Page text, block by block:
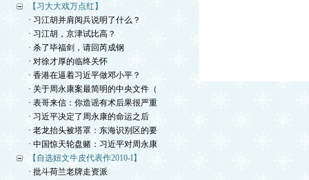
【习大大戏万点红】
· 习江胡并肩阅兵说明了什么？
· 习江胡，京津试比高？
· 杀了毕福剑，请回芮成钢
· 对徐才厚的临终关怀
· 香港在逼着习近平做邓小平？
· 关于周永康案最简明的中央文件（
· 表哥来信：你造谣有术后果很严重
· 习近平决定了周永康的命运之后
· 老龙抬头被塔罩：东海识别区的要
· 中国惊天轮盘赌：习近平对周永康
【自选妞文牛皮代表作2010-I】
· 批斗荷兰老牌走资派